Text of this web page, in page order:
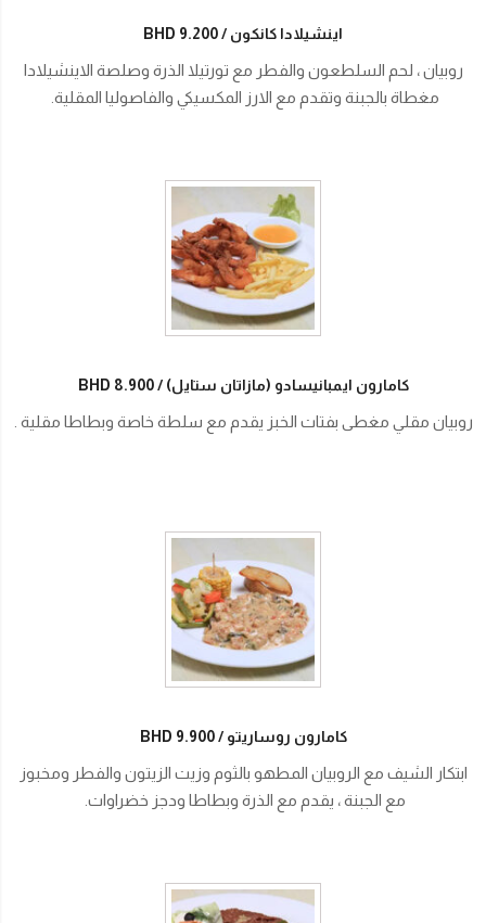
اينشيلادا كانكون BHD 9.200
روبيان ، لحم السلطعون والفطر مع تورتيلا الذرة وصلصة الاينشيلادا
مغطاة بالجبنة وتقدم مع الارز المكسيكي والفاصوليا المقلية.
كامارون ايمبانيسادو (مازاتان ستايل) BHD 8.900
روبيان مقلي مغطى بفتات الخبز يقدم مع سلطة خاصة وبطاطا مقلية .
كامارون روساريتو BHD 9.900
ابتكار الشيف مع الروبيان المطهو بالثوم وزيت الزيتون والفطر ومخبوز
مع الجبنة ، يقدم مع الذرة وبطاطا ودجز خضراوات.